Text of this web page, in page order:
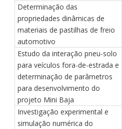
Determinação das
propriedades dinâmicas de
materiais de pastilhas de freio
automotivo
Estudo da interação pneu-solo
para veículos fora-de-estrada e
determinação de parâmetros
para desenvolvimento do
projeto Mini Baja
Investigação experimental e
simulação numérica do